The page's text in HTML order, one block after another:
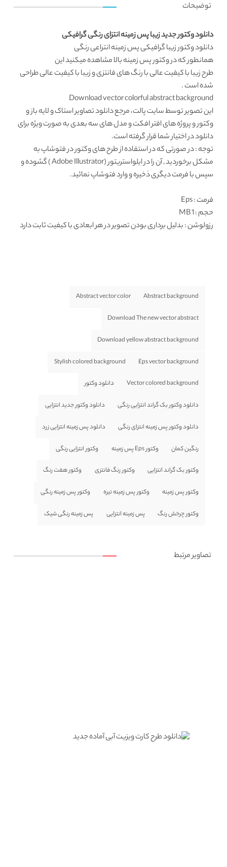
توضیحات
دانلود وکتور جدید زیبا پس زمینه انتزای رنگی گرافیکی
دانلود وکتورزیبا گرافیکی پس زمینه انتراعی رنگی
همانطور که دروکتور پس زمینهبالا مشاهده میکنید این
طرح زیبا با کیفیت عالی با رنگ های فانتزی و زیبا با کیفیت عالی طراحی
شده است .
Download vector colorful abstract background
این تصویر توسطسایت پالت، مرجعدانلود تصاویر استاکو لایه باز و
وکتور و پروژه های افتر افکت و مدل های سه بعدی به صورت ویژه برای
دانلود در اختیار شما قرار گرفته است.
توجه : در صورتی که در استفاده از طرح های وکتور در فتوشاپ به
مشکل برخوردید , آن را در ایلواستریتور (Adobe Illustrator ) گشوده و
سپس با فرمت دیگری ذخیره و وارد فتوشاپ نمائید.
فرمت: Eps
حجم : 1 MB
رزولوشن: بدلیل برداری بودن تصویر در هر ابعادی با کیفیت ثابت دارد
Abstract background
Abstract vector color
Download The new vector abstract
Download yellow abstract background
Eps vector background
Stylish colored background
Vector colored background دانلود وکتور
دانلود وکتور بک گراند انتزایی رنگی دانلود وکتور جدید انتزایی
دانلود وکتور پس زمینه انتزای رنگی دانلود پس زمینه انتزایی زرد
رنگین کمان وکتور Eps پس زمینه وکتور انتزایی رنگی
وکتور بک گراند انتزایی وکتور رنگ فانتزی وکتور هفت رنگ
وکتور پس زمینه وکتور پس زمینه تیره وکتور پس زمینه رنگی
وکتور چرخش رنگ پس زمینه انتزایی پس زمینه رنگی شیک
تصاویر مرتبط